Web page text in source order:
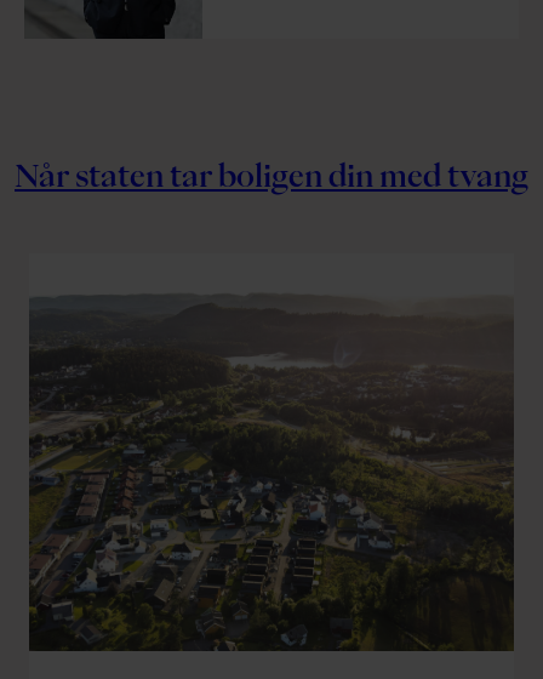
Når staten tar boligen din med tvang